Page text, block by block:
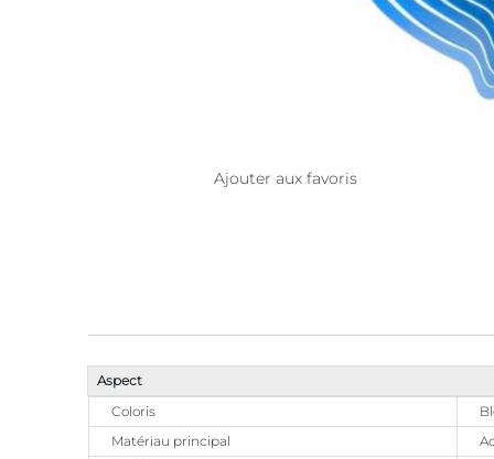
Ajouter aux favoris
Aspect
Coloris
Matériau principal